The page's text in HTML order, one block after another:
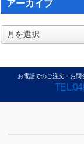
アーカイブ
ア
ー
イ
お電話でのご注文・お問